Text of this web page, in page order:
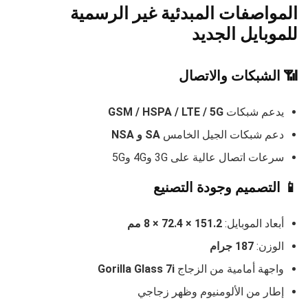
المواصفات المبدئية غير الرسمية
للموبايل الجديد
📶 الشبكات والاتصال
يدعم شبكات GSM / HSPA / LTE / 5G
دعم شبكات الجيل الخامس SA و NSA
سرعات اتصال عالية على 3G و4G و5G
📱 التصميم وجودة التصنيع
أبعاد الموبايل: 151.2 × 72.4 × 8 مم
الوزن: 187 جرام
واجهة أمامية من الزجاج Gorilla Glass 7i
إطار من الألومنيوم وظهر زجاجي